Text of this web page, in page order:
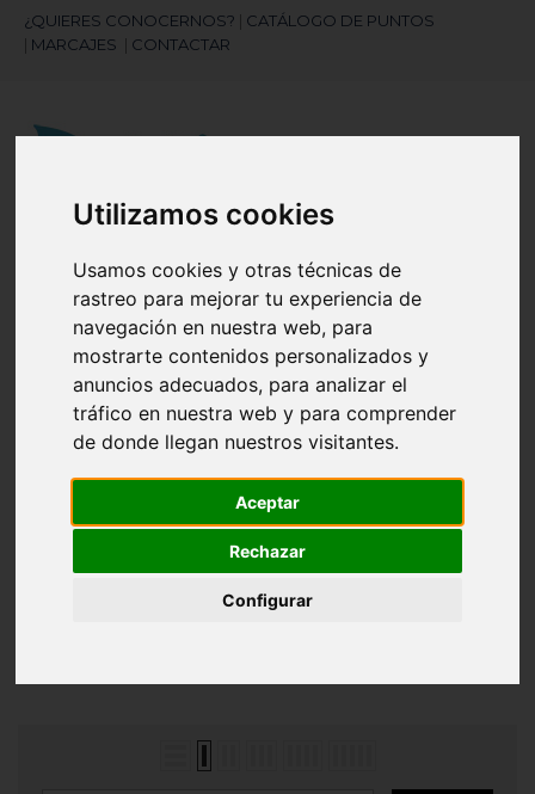
Utilizamos cookies
Usamos cookies y otras técnicas de
rastreo para mejorar tu experiencia de
navegación en nuestra web, para
mostrarte contenidos personalizados y
anuncios adecuados, para analizar el
tráfico en nuestra web y para comprender
de donde llegan nuestros visitantes.
Aceptar
Rechazar
Configurar
¿QUIERES CONOCERNOS?
CATÁLOGO DE PUNTOS
MARCAJES CONTACTAR
¿Necesitas ayuda?
945 121 003
Navegación
palanca
ROPA PERSONALIZADA